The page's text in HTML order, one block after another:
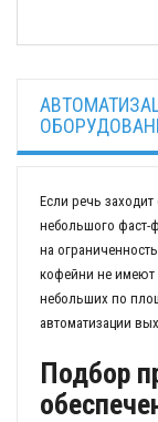
Если речь
небольшого фаст-
на
кофейни не имеют
небольших по
автоматизации
Подбор